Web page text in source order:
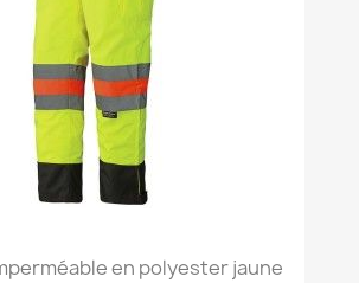
en polyester jaune